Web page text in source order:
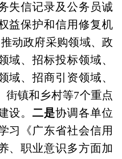
失信记录及公务员诚
益保护和信用修复机
动政府采购领域、政
域、招标投标领域、
域、招商引资领域、
街镇和乡村等7个重点
设。二是协调各单位
习《广东省社会信用
、职业意识多方面加